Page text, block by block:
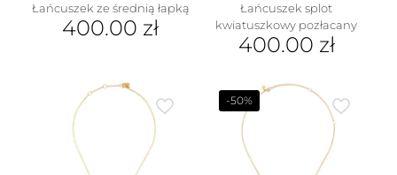
Łańcuszek ze średnią łapką
400.00 zł
Łańcuszek splot
kwiatuszkowy pozłacany
400.00 zł
-50%